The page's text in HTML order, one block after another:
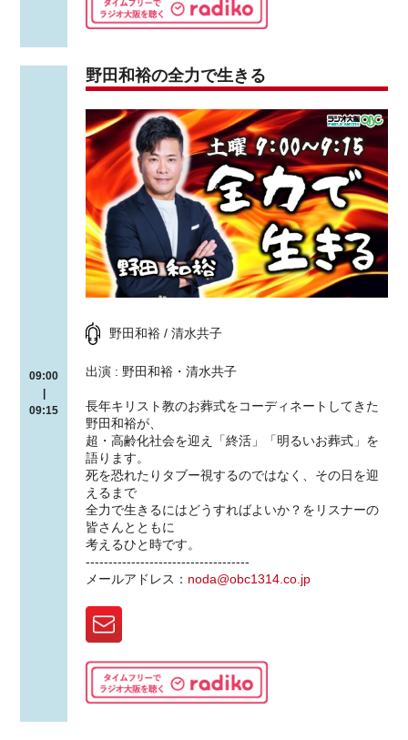
09:00
|
09:15
野田和裕の全力で生きる
野田和裕 / 清水共子
出演 : 野田和裕・清水共子
長年キリスト教のお葬式をコーディネートしてきた
野田和裕が、
超・高齢化社会を迎え「終活」「明るいお葬式」を
語ります。
死を恐れたりタブー視するのではなく、その日を迎
えるまで
全力で生きるにはどうすればよいか？をリスナーの
皆さんとともに
考えるひと時です。
------------------------------------
メールアドレス： noda@obc1314.co.jp